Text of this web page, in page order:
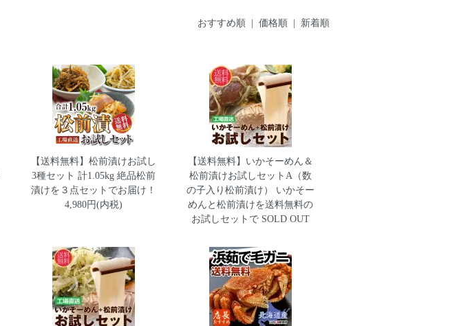
おすすめ順 | 価格順 新着順
【送料無料】松前漬けお試し
3種セット 計1.05kg絶品松前
漬けを３点セットでお届け！
4,980円(内税)
【送料無料】いかそーめん＆
松前漬けお試しセットA（数
の子入り松前漬け）
いかそー
めんと松前漬けを送料無料の
お試しセットで SOLD OUT